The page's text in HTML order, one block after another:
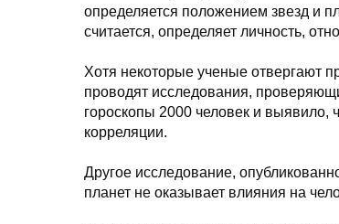
определяется положением звезд и
считается, определяет личность,
Хотя некоторые ученые отвергают
проводят исследования,
гороскопы 2000 человек и выявило,
корреляции.
Другое исследование,
планет не оказывает влияния на